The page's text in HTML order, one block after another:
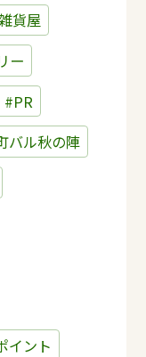
貨屋
ー
#PR
バル秋の陣
イント